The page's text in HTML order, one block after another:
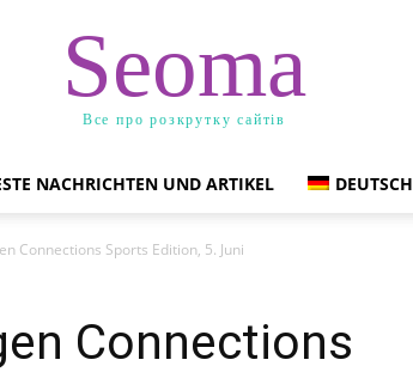
Seoma
Все про розкрутку сайтів
NACHRICHTEN UND ARTIKEL DEUTSCH
Connections Sports Edition, 5. Juni
Connections